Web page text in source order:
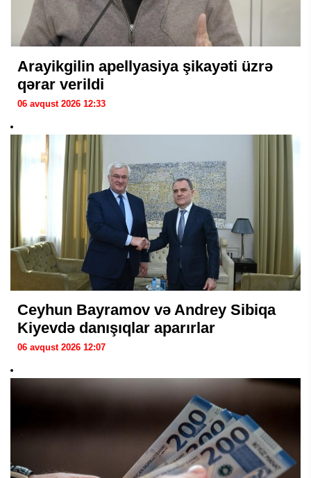
Arayikgilin apellyasiya şikayəti üzrə
qərar verildi
06 avqust 2026 12:33
Ceyhun Bayramov və Andrey Sibiqa
Kiyevdə danışıqlar aparırlar
06 avqust 2026 12:07